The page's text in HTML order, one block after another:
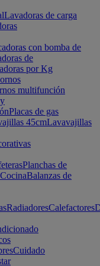
Lavadoras de carga
con bomba de
de
por Kg
multifunción
Placas de gas
45cmLavavajillas
Planchas de
Balanzas de
RadiadoresCalefactores
Cuidado